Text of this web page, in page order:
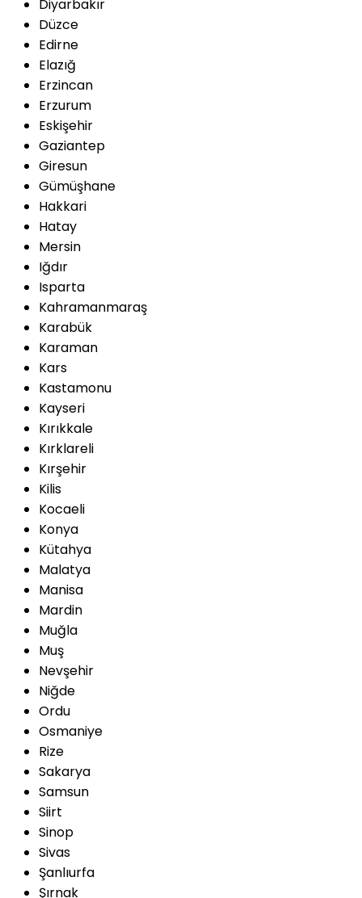
Diyarbakır
Düzce
Edirne
Elazığ
Erzincan
Erzurum
Eskişehir
Gaziantep
Giresun
Gümüşhane
Hakkari
Hatay
Mersin
Iğdır
Isparta
Kahramanmaraş
Karabük
Karaman
Kars
Kastamonu
Kayseri
Kırıkkale
Kırklareli
Kırşehir
Kilis
Kocaeli
Konya
Kütahya
Malatya
Manisa
Mardin
Muğla
Muş
Nevşehir
Niğde
Ordu
Osmaniye
Rize
Sakarya
Samsun
Siirt
Sinop
Sivas
Şanlıurfa
Şırnak